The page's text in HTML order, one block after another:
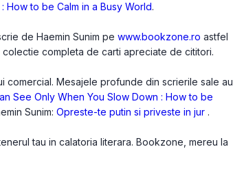
How to be Calm in a Busy World.
de Haemin Sunim pewww.bookzone.ro astfel
completa de carti apreciate de cititori.
comercial. Mesajele profunde din scrierile sale au
See Only When You Slow Down : How to be
Sunim:Opreste-te putin si priveste in jur .
tau in calatoria literara. Bookzone, mereu la